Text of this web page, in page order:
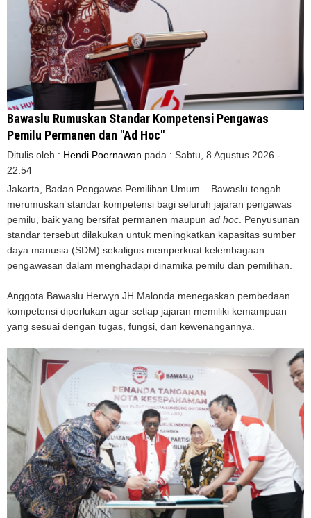
Bawaslu Rumuskan Standar Kompetensi Pengawas
Pemilu Permanen dan "Ad Hoc"
Ditulis oleh : Hendi Poernawan pada : Sabtu, 8 Agustus 2026 -
22:54
Jakarta, Badan Pengawas Pemilihan Umum – Bawaslu tengah
merumuskan standar kompetensi bagi seluruh jajaran pengawas
pemilu, baik yang bersifat permanen maupun ad hoc . Penyusunan
standar tersebut dilakukan untuk meningkatkan kapasitas sumber
daya manusia (SDM) sekaligus memperkuat kelembagaan
pengawasan dalam menghadapi dinamika pemilu dan pemilihan.
Anggota Bawaslu Herwyn JH Malonda menegaskan pembedaan
kompetensi diperlukan agar setiap jajaran memiliki kemampuan
yang sesuai dengan tugas, fungsi, dan kewenangannya.